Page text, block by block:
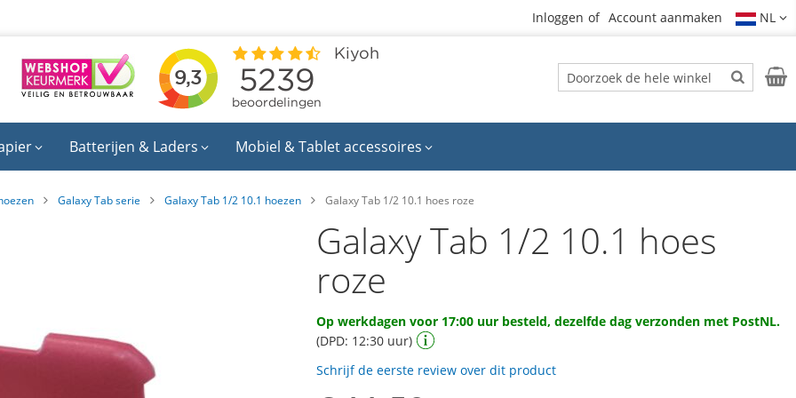
Inloggen Account aanmaken NL
Zoek
Zoek
Batterijen & Laders Mobiel & Tablet accessoires
Galaxy Tab serie Galaxy Tab 1/2 10.1 hoezen Galaxy Tab 1/2 10.1 hoes roze
Galaxy Tab 1/2 10.1 hoes
roze
Op werkdagen voor 17:00 uur besteld, dezelfde dag verzonden met PostNL.
(DPD: 12:30 uur)
Schrijf de eerste review over dit product